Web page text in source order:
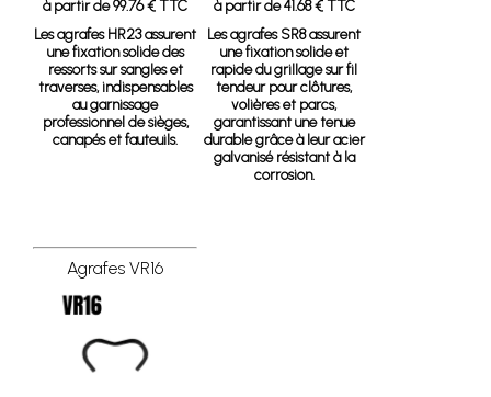
à partir de 99.76 € TTC
Les agrafes HR23 assurent
une fixation solide des
ressorts sur sangles et
traverses, indispensables
au garnissage
professionnel de sièges,
canapés et fauteuils.
à partir de 41.68 € TTC
Les agrafes SR8 assurent
une fixation solide et
rapide du grillage sur fil
tendeur pour clôtures,
volières et parcs,
garantissant une tenue
durable grâce à leur acier
galvanisé résistant à la
corrosion.
Agrafes VR16